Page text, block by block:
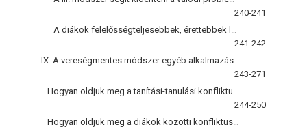
240-241
241-242
243-271
244-250